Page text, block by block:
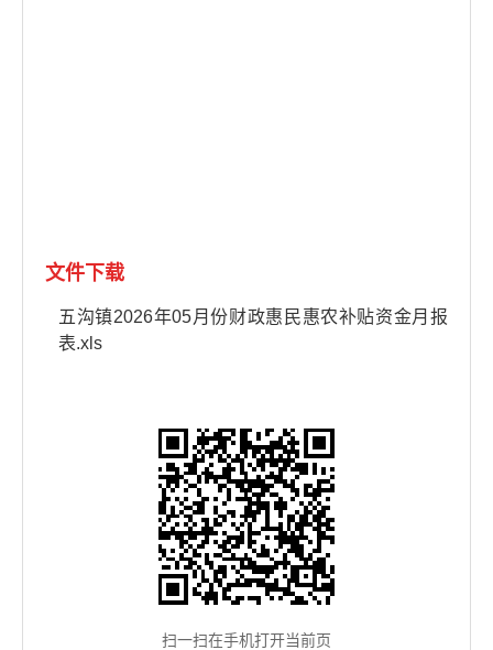
文件下载
五沟镇2026年05月份财政惠民惠农补贴资金月报
表.xls
扫一扫在手机打开当前页